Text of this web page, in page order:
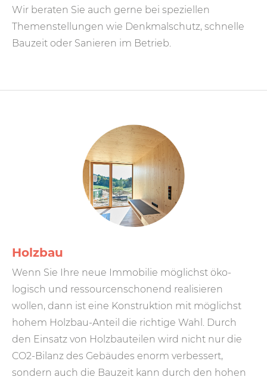
Wir beraten Sie auch gerne bei speziellen
Themen­stellungen wie Denkmal­schutz, schnelle
Bauzeit oder Sanieren im Betrieb.
Holzbau
Wenn Sie Ihre neue Immobilie möglichst öko­
logisch und ressourcen­schonend reali­sieren
wollen, dann ist eine Kon­struk­tion mit möglichst
hohem Holz­bau-Anteil die richtige Wahl. Durch
den Ein­satz von Holz­bau­teilen wird nicht nur die
CO2-Bilanz des Gebäudes enorm verbessert,
sondern auch die Bau­zeit kann durch den hohen